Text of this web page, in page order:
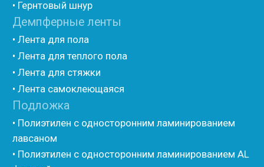
• Ecoroom
• Oppa
• Герлен
• Гермит
• Пороизол
• Техническая изоляция Хотпайп
• Ру-флекс
• Энергофлекс
• Вспененный каучук
• Вспененные EPDM уплотнители
• Изоком Шнур